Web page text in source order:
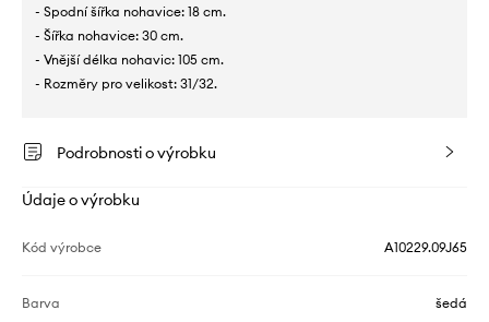
- Spodní šířka nohavice: 18 cm.
- Šířka nohavice: 30 cm.
- Vnější délka nohavic: 105 cm.
- Rozměry pro velikost: 31/32.
Podrobnosti o výrobku
Údaje o výrobku
Kód výrobce A10229.09J65
Barva šedá